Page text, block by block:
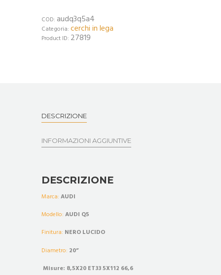
COD: audq3q5a4
Categoria: cerchi in lega
Product ID: 27819
DESCRIZIONE
INFORMAZIONI AGGIUNTIVE
DESCRIZIONE
Marca: AUDI
Modello: AUDI Q5
Finitura: NERO LUCIDO
Diametro: 20”
Misure: 8,5X20 ET33 5X112 66,6